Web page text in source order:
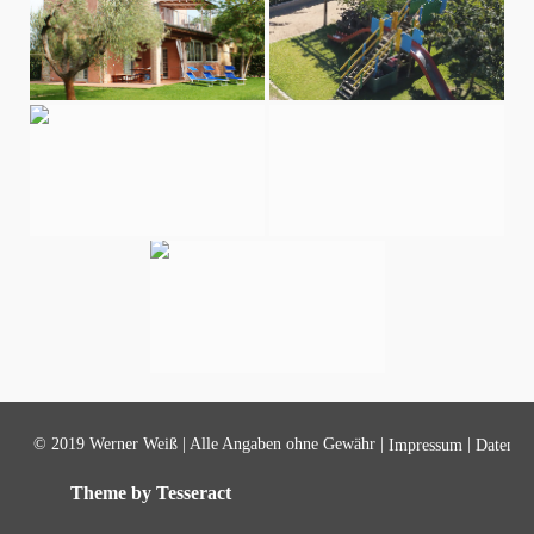
© 2019 Werner Weiß | Alle Angaben ohne Gewähr | Impressum |
Theme by Tesseract